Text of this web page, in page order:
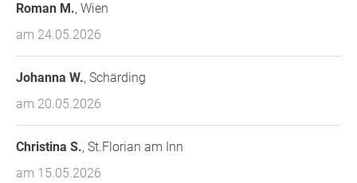
Roman M., Wien
am 24.05.2026
Johanna W., Schärding
am 20.05.2026
Christina S., St.Florian am Inn
am 15.05.2026